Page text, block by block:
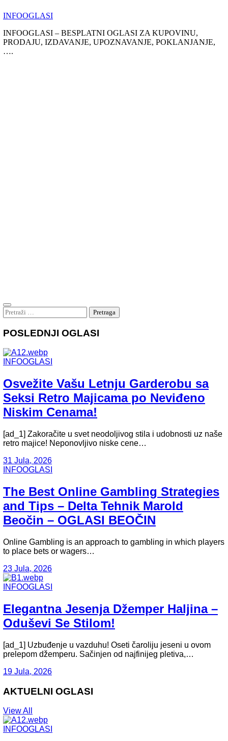
to
INFOOGLASI
INFOOGLASI – BESPLATNI OGLASI ZA KUPOVINU,
PRODAJU, IZDAVANJE, UPOZNAVANJE, POKLANJANJE,
….
Pretraga:
POSLEDNJI OGLASI
INFOOGLASI
Osvežite Vašu Letnju Garderobu sa
Seksi Retro Majicama po Neviđeno
Niskim Cenama!
[ad_1] Zakoračite u svet neodoljivog stila i udobnosti uz naše
retro majice! Neponovljivo niske cene…
31 Jula, 2026
INFOOGLASI
The Best Online Gambling Strategies
and Tips – Delta Tehnik Marold
Beočin – OGLASI BEOČIN
Online Gambling is an approach to gambling in which players
to place bets or wagers…
23 Jula, 2026
INFOOGLASI
Elegantna Jesenja Džemper Haljina –
Oduševi Se Stilom!
[ad_1] Uzbuđenje u vazduhu! Oseti čaroliju jeseni u ovom
prelepom džemperu. Sačinjen od najfinijeg pletiva,…
19 Jula, 2026
AKTUELNI OGLASI
View All
INFOOGLASI